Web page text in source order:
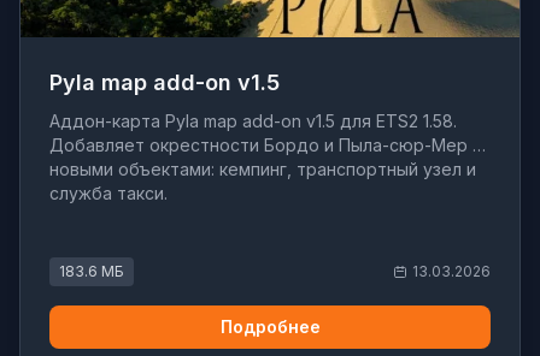
Pyla map add-on v1.5
Аддон-карта Pyla map add-on v1.5 для ETS2 1.58.
Добавляет окрестности Бордо и Пыла-сюр-Мер с
новыми объектами: кемпинг, транспортный узел и
служба такси.
183.6 МБ 13.03.2026
Подробнее